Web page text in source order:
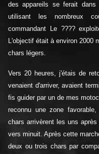
des appareils se ferait dans
utilisant les nombreux
commandant Le ????
L'objectif était à environ 2000
chars légers.
Vers 20 heures, j'étais de
venaient d'arriver, avaient
fis guider par un de mes
reconnu une zone
chars arrivèrent les uns
vers minuit. Après cette
deux ou trois chars par